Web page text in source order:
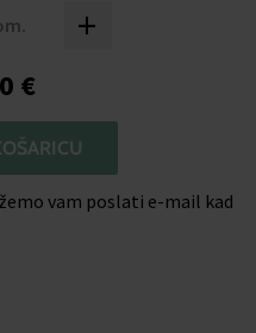
+
€
vam poslati e-mail kad